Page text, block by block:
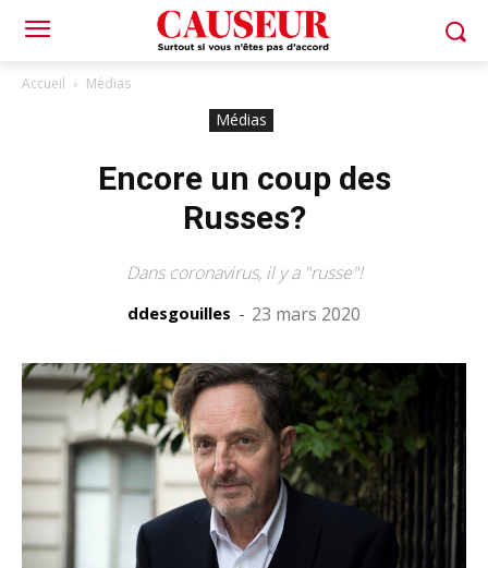
Accueil Médias
Médias
Encore un coup des
Russes?
Dans coronavirus, il y a "russe"!
ddesgouilles - 23 mars 2020